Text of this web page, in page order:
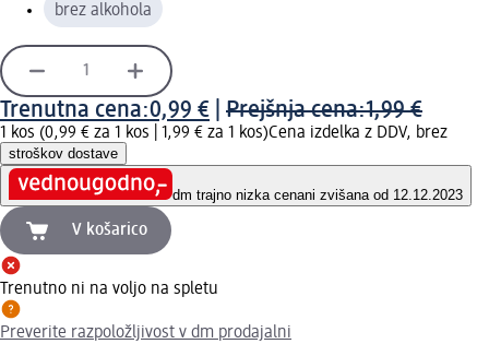
brez alkohola
Trenutna cena:0,99 € Prejšnja cena:1,99 €
1 kos (0,99 € za 1 kos | 1,99 € za 1 kos)Cena izdelka z DDV, brez
stroškov dostave
dm trajno nizka cenani zvišana od 12.12.2023
V košarico
Trenutno ni na voljo na spletu
Preverite razpoložljivost v dm prodajalni